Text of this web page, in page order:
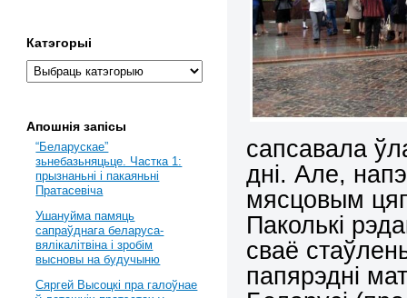
сапсавала
дні. Але,
мясцовым
Паколькі
сваё
папярэдні
Катэгорыі
Апошнія запісы
“Беларускае”
зьнебазьняцьце. Частка 1:
прызнаньні і пакаяньні
Пратасевіча
Ушануйма памяць
сапраўднага беларуса-
вялікалітвіна і зробім
высновы на будучыню
Сяргей Высоцкі пра галоўнае